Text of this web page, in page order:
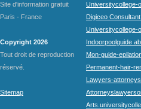
Site d'information gratuit
Paris - France
Copyright 2026
Tout droit de reproduction
réservé.
Sitemap
Universitycollege-
Digiceo
Universitycollege-
Indoorpoolguide
Mon-guide-
Permanent-hair-
Lawyers-